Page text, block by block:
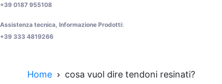
+39 0187 955108
Assistenza tecnica, Informazione Prodotti:
+39 333 4819266
Home cosa vuol dire tendoni resinati?